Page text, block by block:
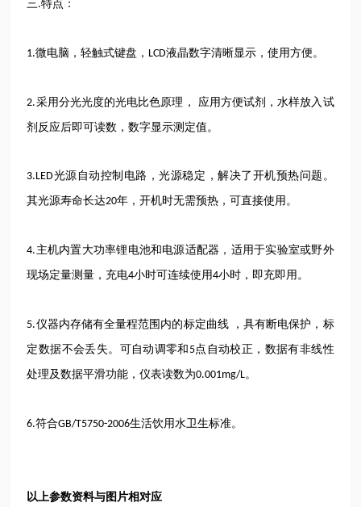
三.特点：
1.微电脑，轻触式键盘， LCD液晶数字清晰显示，使用方便。
2.采用分光光度的光电比色原理， 应用方便试剂，水样放入试
剂反应后即可读数，数字显示测定值。
3.LED光源自动控制电路，光源稳定，解决了开机预热问题。
其光源寿命长达20年，开机时无需预热，可直接使用。
4. 主机内置大功率锂电池和电源适配器，适用于实验室或野外
现场定量测量，充电4小时可连续使用4小时，即充即用。
5.仪器内存储有全量程范围内的标定曲线 ，具有断电保护，标
定数据不会丢失。可自动调零和 5点自动校正，数据有非线性
处理及数据平滑功能，仪表读数为0.001mg/L。
6.符合GB/T5750-2006生活饮用水卫生标准。
以上参数资料与图片相对应